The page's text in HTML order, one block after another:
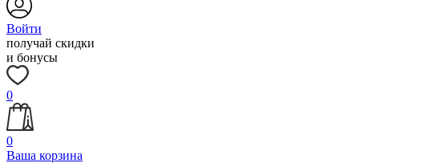
Войти
получай скидки
и бонусы
0
0
Ваша корзина